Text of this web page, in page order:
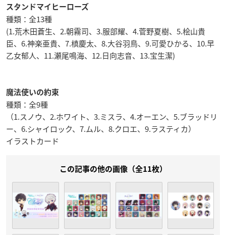
スタンドマイヒーローズ
種類：全13種
(1.荒木田蒼生、2.朝霧司、3.服部耀、4.菅野夏樹、5.桧山貴
臣、6.神楽亜貴、7.槙慶太、8.大谷羽鳥、9.可愛ひかる、10.早
乙女郁人、11.瀬尾鳴海、12.日向志音、13.宝生潔)
魔法使いの約束
種類：全9種
（1.スノウ、2.ホワイト、3.ミスラ、4.オーエン、5.ブラッドリ
ー、6.シャイロック、7.ムル、8.クロエ、9.ラスティカ）
イラストカード
この記事の他の画像（全11枚）